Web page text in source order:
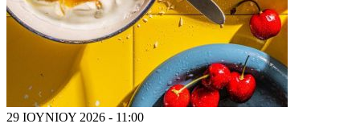
29 ΙΟΥΝΙΟΥ 2026 - 11:00